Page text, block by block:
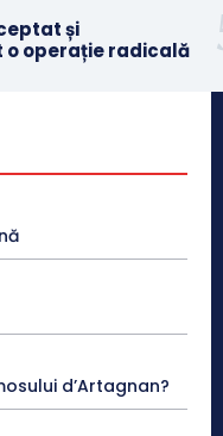
și
operație radicală
d’Artagnan?